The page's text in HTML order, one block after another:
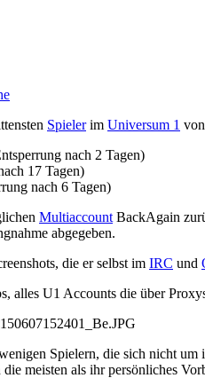
Spielerim Universum 1 von
nach 2 Tagen)
17 Tagen)
nach 6 Tagen)
Multiaccount BackAgain
abgegeben.
die er selbst im IRC und
alles U1 Accounts die über
Spielern, die sich nicht um
meisten als ihr persönliches